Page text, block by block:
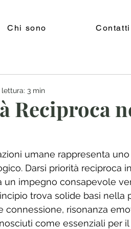
Chi sono Contatti
Reciproca
3 min
umane rappresenta
Darsi priorità reciproca
un impegno consapevole
trova solide basi nella
risonanza
come essenziali per